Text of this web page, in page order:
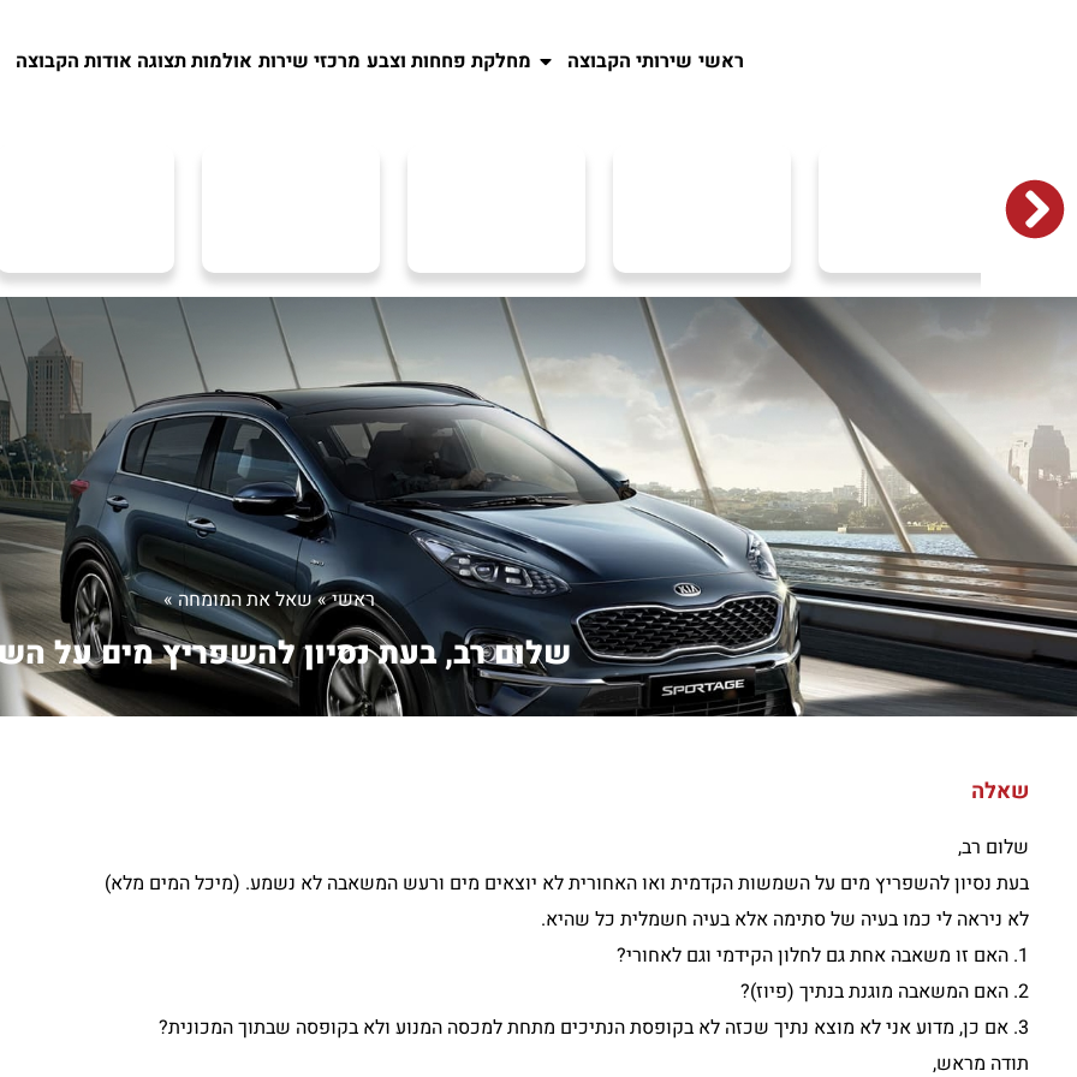
ראשי שירותי הקבוצה מחלקת פחחות וצבע מרכזי שירות אולמות תצוגה אודות הקבוצה
ראשי»שאל את המומחה»
שלום רב, בעת נסיון להשפריץ מים על
שאלה
שלום רב,
בעת נסיון להשפריץ מים על השמשות הקדמית ואו האחורית לא יוצאים מים ורעש המשאבה לא נשמע. (מיכל המים מלא)
לא ניראה לי כמו בעיה של סתימה אלא בעיה חשמלית כל שהיא.
1. האם זו משאבה אחת גם לחלון הקידמי וגם לאחורי?
2. האם המשאבה מוגנת בנתיך (פיוז)?
3. אם כן, מדוע אני לא מוצא נתיך שכזה לא בקופסת הנתיכים מתחת למכסה המנוע ולא בקופסה שבתוך המכונית?
תודה מראש,